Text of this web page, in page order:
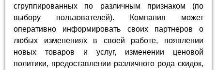
сгруппированных по различным признаком (по
выбору пользователей). Компания может
оперативно информировать своих партнеров о
любых изменениях в своей работе, появлении
новых товаров и услуг, изменении ценовой
политики, предоставлении различного рода скидок,